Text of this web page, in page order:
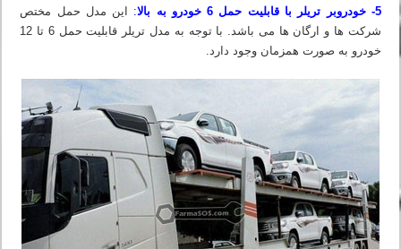
5- خودروبر تریلر با قابلیت حمل 6 خودرو به بالا : این مدل حمل مختص
شرکت ها و ارگان ها می باشد. با توجه به مدل تریلر قابلیت حمل 6 تا 12
خودرو به صورت همزمان وجود دارد.